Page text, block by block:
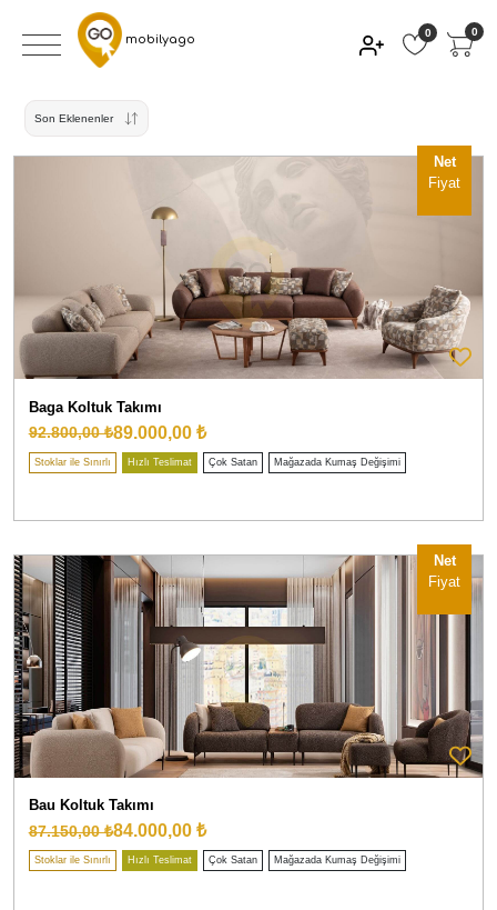
mobilyago 0 0
Son Eklenenler
Net
Fiyat
Baga Koltuk Takımı
92.800,00 ₺89.000,00 ₺
Stoklar ile Sınırlı Hızlı Teslimat Çok Satan Mağazada Kumaş Değişimi
Net
Fiyat
Bau Koltuk Takımı
87.150,00 ₺84.000,00 ₺
Stoklar ile Sınırlı Hızlı Teslimat Çok Satan Mağazada Kumaş Değişimi